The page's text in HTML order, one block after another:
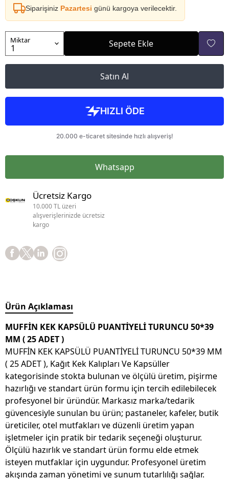
Siparişiniz Pazartesi günü kargoya verilecektir.
Miktar Sepete Ekle
Satın Al
Whatsapp
Ücretsiz Kargo
10.000 TL üzeri
alışverişlerinizde ücretsiz
kargo
Ürün Açıklaması
MUFFİN KEK KAPSÜLÜ PUANTİYELİ TURUNCU 50*39
MM ( 25 ADET )
MUFFİN KEK KAPSÜLÜ PUANTİYELİ TURUNCU 50*39 MM
( 25 ADET ), Kağıt Kek Kalıpları Ve Kapsüller
kategorisinde stokta bulunan ve ölçülü üretim, pişirme
hazırlığı ve standart ürün formu için tercih edilebilecek
profesyonel bir üründür. Markasız marka/tedarik
güvencesiyle sunulan bu ürün; pastaneler, kafeler, butik
üreticiler, otel mutfakları ve düzenli üretim yapan
işletmeler için pratik bir tedarik seçeneği oluşturur.
Ölçülü hazırlık ve standart ürün formu elde etmek
isteyen mutfaklar için uygundur. Profesyonel üretim
akışında zaman yönetimi ve sunum tutarlılığı sağlar.